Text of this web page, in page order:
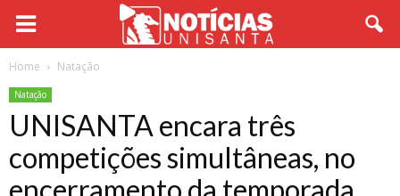
Home Natação
Natação
UNISANTA encara três
competições simultâneas, no